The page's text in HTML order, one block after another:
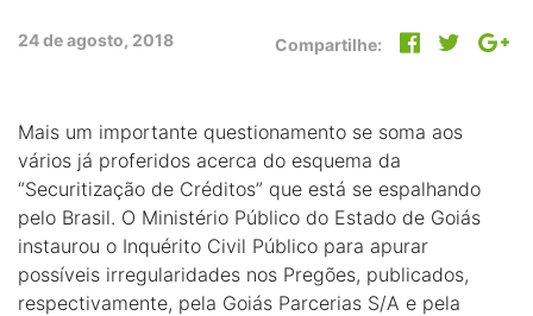
24 de agosto, 2018 Compartilhe:
Mais um importante questionamento se soma aos
vários já proferidos acerca do esquema da
“Securitização de Créditos” que está se espalhando
pelo Brasil. O Ministério Público do Estado de Goiás
instaurou o Inquérito Civil Público para apurar
possíveis irregularidades nos Pregões, publicados,
respectivamente, pela Goiás Parcerias S/A e pela